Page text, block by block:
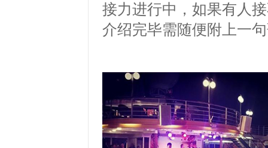
接力进行中，如果有人
介绍完毕需随便附上一